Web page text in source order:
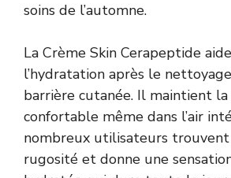
soins de l’automne.
La Crème Skin Cerapeptide
l’hydratation après le
barrière cutanée. Il maintient la
confortable même dans l’air
nombreux utilisateurs
rugosité et donne une